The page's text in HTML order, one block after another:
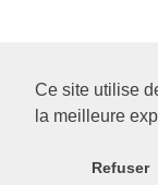
Ce site utilise
la meilleure
Refuser